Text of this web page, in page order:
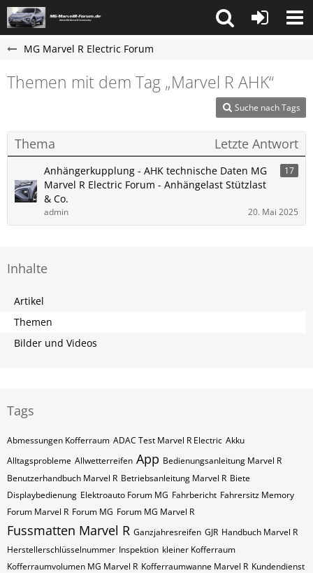
MG Marvel R Electric Forum
Themen mit dem Tag „Marvel R AHK“
Suche nach Tags
Thema Letzte Antwort
Anhängerkupplung - AHK technische Daten MG
Marvel R Electric Forum - Anhängelast Stützlast
& Co.
17
admin 20. Mai 2025
Inhalte
Artikel
Themen
Bilder und Videos
Tags
Abmessungen Kofferraum ADAC Test Marvel R Electric Akku
Alltagsprobleme Allwetterreifen App Bedienungsanleitung Marvel R
Benutzerhandbuch Marvel R Betriebsanleitung Marvel R Biete
Displaybedienung Elektroauto Forum MG Fahrbericht Fahrersitz Memory
Forum Marvel R Forum MG Forum MG Marvel R
Fussmatten Marvel R Ganzjahresreifen GJR Handbuch Marvel R
Herstellerschlüsselnummer Inspektion kleiner Kofferraum
Kofferraumvolumen MG Marvel R Kofferraumwanne Marvel R Kundendienst